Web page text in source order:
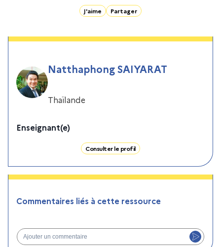
J'aime Partager
Natthaphong SAIYARAT
Thaïlande
Enseignant(e)
Consulter le profil
Commentaires liés à cette ressource
Ajouter un commentaire